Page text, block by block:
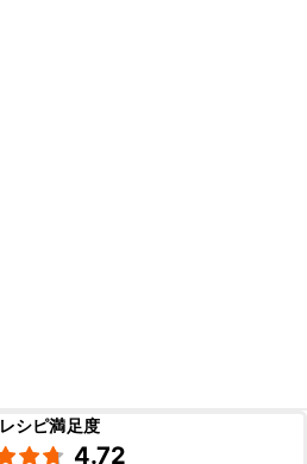
レシピ満足度
4.72